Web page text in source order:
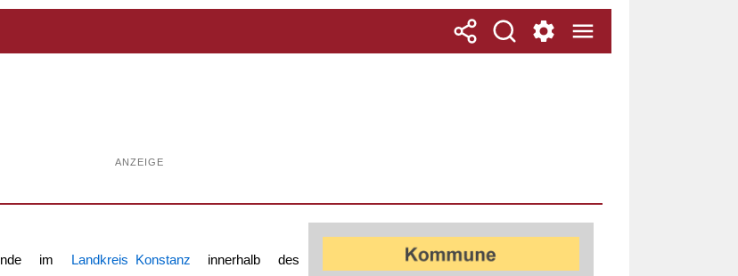
ANZEIGE
im Landkreis Konstanz innerhalb des